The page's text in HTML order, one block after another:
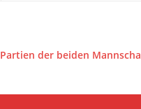
der beiden